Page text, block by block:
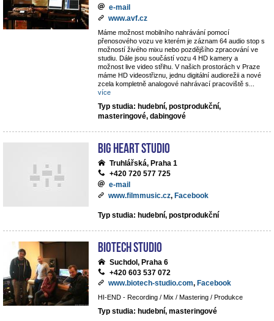
e-mail
www.avf.cz
Máme možnost mobilního nahrávání pomocí
přenosového vozu ve kterém je záznam 64 audio stop s
možností živého mixu nebo pozdějšího zpracování ve
studiu. Dále jsou součástí vozu 4 HD kamery a
možnost live video střihu. V našich prostorách v Praze
máme HD videostřiznu, jednu digitální audiorežii a nové
zcela kompletně analogové nahrávací pracoviště s
více
Typ studia: hudební, postprodukční,
masteringové, dabingové
Big Heart Studio
Truhlářská, Praha 1
+420 720 577 725
e-mail
www.filmmusic.cz, Facebook
Typ studia: hudební, postprodukční
BIOTECH STUDIO
Suchdol, Praha 6
+420 603 537 072
www.biotech-studio.com, Facebook
HI-END - Recording / Mix / Mastering / Produkce
Typ studia: hudební, masteringové